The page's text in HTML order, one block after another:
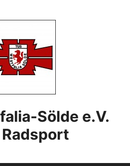
Sölde e.V.